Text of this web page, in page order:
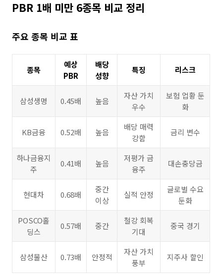
PBR 1배 미만 6종목 비교 정리
주요 종목 비교 표
종목
예상
PBR
배당
성향
특징 리스크
삼성생명 0.45배 높음
자산 가치
우수
보험 업황 둔
화
KB금융 0.52배 높음
배당 매력
강함
금리 변수
하나금융지
주
0.41배 높음
저평가 금
융주
대손충당금
현대차 0.68배
중간
이상
실적 안정
글로벌 수요
둔화
POSCO홀
딩스
0.57배 중간
철강 회복
기대
중국 경기
삼성물산 0.73배 안정적
자산 가치
풍부
지주사 할인